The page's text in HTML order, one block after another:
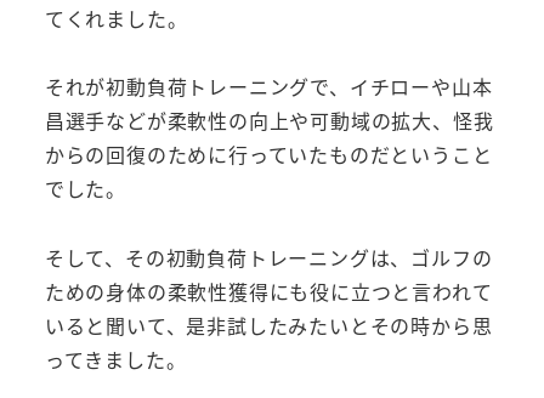
てくれました。
それが初動負荷トレーニングで、イチローや山本
昌選手などが柔軟性の向上や可動域の拡大、怪我
からの回復のために行っていたものだということ
でした。
そして、その初動負荷トレーニングは、ゴルフの
ための身体の柔軟性獲得にも役に立つと言われて
いると聞いて、是非試したみたいとその時から思
ってきました。